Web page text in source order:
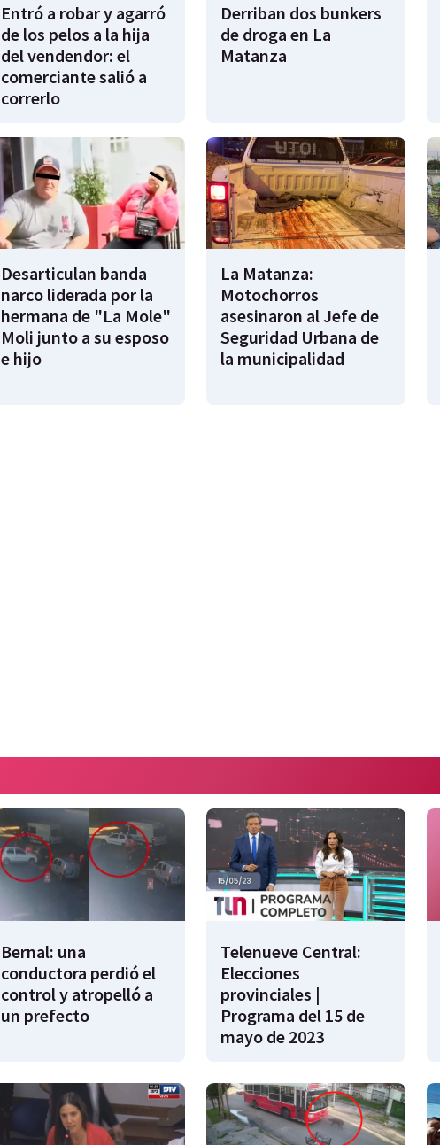
Entró a robar y agarró
de los pelos a la hija
del vendendor: el
comerciante salió a
correrlo
Derriban dos bunkers
de droga en La
Matanza
Desarticulan banda
narco liderada por la
hermana de "La Mole"
Moli junto a su esposo
e hijo
La Matanza:
Motochorros
asesinaron al Jefe de
Seguridad Urbana de
la municipalidad
Bernal: una
conductora perdió el
control y atropelló a
un prefecto
Telenueve Central:
Elecciones
provinciales |
Programa del 15 de
mayo de 2023